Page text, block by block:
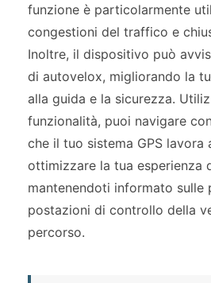
funzione è particolarmente
congestioni del traffico e
Inoltre, il dispositivo può
di autovelox, migliorando la
alla guida e la sicurezza.
funzionalità, puoi navigare
che il tuo sistema GPS lavora
ottimizzare la tua esperienza
mantenendoti informato sulle
postazioni di controllo della
percorso.